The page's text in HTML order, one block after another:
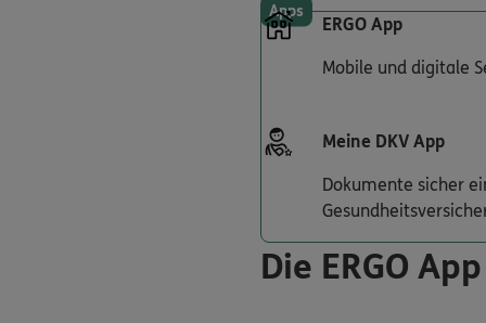
Apps
ERGO App
Mobile und digitale
Meine DKV App
Dokumente sicher
Die ERGO App